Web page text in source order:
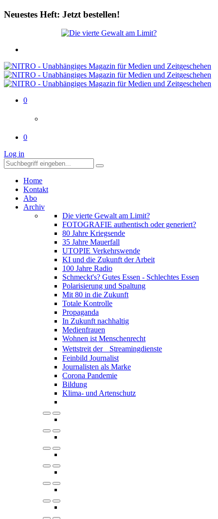
Neuestes Heft: Jetzt bestellen!
0
0
Log in
Home
Kontakt
Abo
Archiv
Die vierte Gewalt am Limit?
FOTOGRAFIE authentisch oder generiert?
80 Jahre Kriegsende
35 Jahre Mauerfall
UTOPIE Verkehrswende
KI und die Zukunft der Arbeit
100 Jahre Radio
Schmeckt's? Gutes Essen - Schlechtes Essen
Polarisierung und Spaltung
Mit 80 in die Zukunft
Totale Kontrolle
Propaganda
In Zukunft nachhaltig
Medienfrauen
Wohnen ist Menschenrecht
Wettstreit der Streamingdienste
Feinbild Journalist
Journalisten als Marke
Corona Pandemie
Bildung
Klima- und Artenschutz